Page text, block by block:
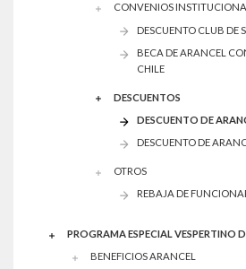
CONVENIOS
DESCUENTO CLUB DE
BECA DE ARANCEL
CHILE
DESCUENTOS
DESCUENTO DE
DESCUENTO DE
OTROS
REBAJA DE
PROGRAMA ESPECIAL VESPERTINO
BENEFICIOS ARANCEL